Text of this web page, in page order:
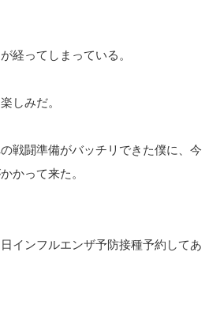
経ってしまっている。
しみだ。
戦闘準備がバッチリできた僕に、今
かって来た。
インフルエンザ予防接種予約してあ